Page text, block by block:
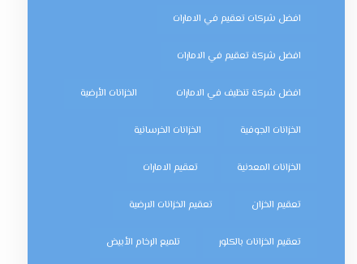
افضل شركات تعقيم في الامارات
افضل شركة تعقيم في الامارات
افضل شركة تنظيف في الامارات الخزانات الأرضية
الخزانات الجوفية الخزانات الخرسانية
الخزانات المعدنية تعقيم الامارات
تعقيم الخزان تعقيم الخزانات الارضية
تعقيم الخزانات بالكلور تلميع الرخام الأبيض